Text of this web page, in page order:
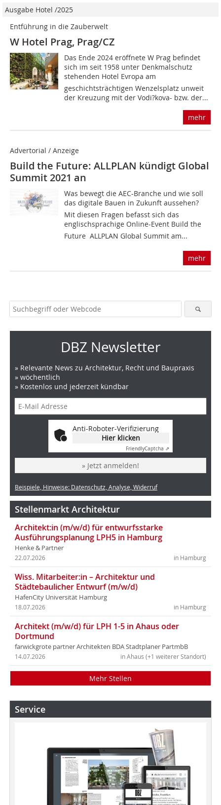
Ausgabe Hotel /2025
Entführung in die Zauberwelt
W Hotel Prag, Prag/CZ
Das Ende 2024 eröffnete W Prag befindet
sich im seit 1958 unter Denkmalschutz
stehenden Hotel Evropa am
geschichtsträchtigen Wenzelsplatz unweit
der Kreuzung mit der Vodi?kova- bzw. der...
mehr
Advertorial / Anzeige
Build the Future: ALLPLAN kündigt Global
Summit 2021 an
Was bewegt die AEC-Branche und wie soll
das digitale Bauen in Zukunft aussehen? 
Mit diesen Fragen befasst sich das
englischsprachige Online-Event Build the
Future  ALLPLAN Global Summit am...
mehr
DBZ Newsletter
» Relevante News zu Architektur, Recht und Baupraxis
» wöchentlich
» Kostenlos und jederzeit kündbar
Anti-Roboter-Verifizierung
Hier klicken
FriendlyCaptcha ⇗
» Jetzt anmelden!
Beispiele, Hinweise: Datenschutz, Analyse, Widerruf
Stellenmarkt Architektur
Architekt:in (m/w/d) für entwurfsstarke
Ausführungsplanung LPH5 in Hamburg
Henke & Partner
in Hamburg
22.07.2026
Wiss. Mitarbeiter:in – Architektur und
Städtebaulicher Entwurf (m/w/d)
HafenCity Universität Hamburg
in Hamburg
18.07.2026
Architekt (m/w/d) für LPH 1-5 in Ahaus oder
Dortmund
farwickgrote partner Architekten BDA Stadtplaner PartmbB
in Ahaus (+1 weiterer Standort)
14.07.2026
Mehr Stellen
Service